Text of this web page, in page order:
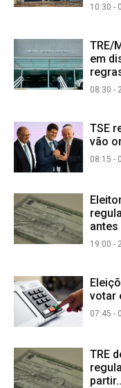
10:30 -
TRE/
em
08:30 -
TSE
vão
08:15 -
antes
19:00 -
votar
07:45 -
TRE